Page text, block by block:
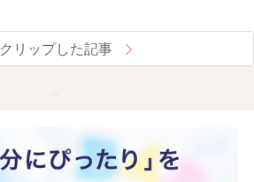
クリップした記事